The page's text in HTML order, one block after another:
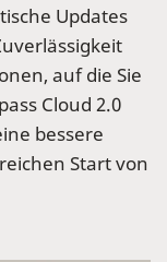
Updates
auf die Sie
Cloud 2.0
bessere
Start von